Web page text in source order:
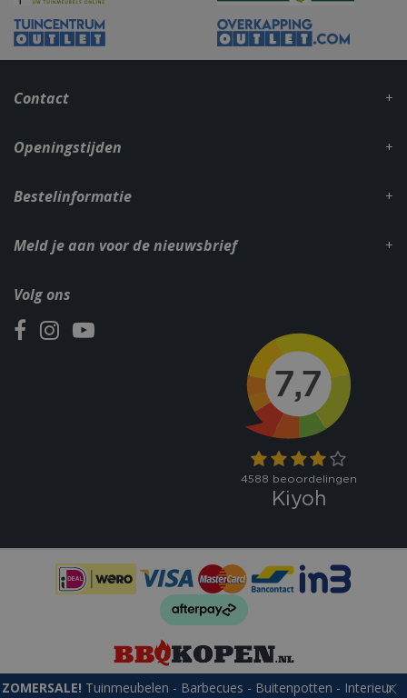
ZOMERSALE! Tuinmeubelen - Barbecues - Buitenpotten - Interieur
Contact
Volg ons
Openingstijden
Bestelinformatie
Meld je aan voor de nieuwsbrief
© bbqkopen.nl Green Solutions Tuincentrum Overzicht